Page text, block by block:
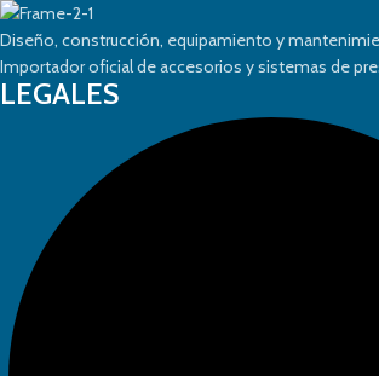
Diseño, construcción, equipamiento y
Importador oficial de accesorios y sistemas de
LEGALES